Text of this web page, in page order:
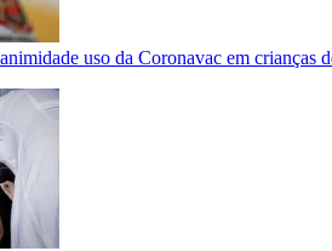
uso da Coronavac em crianças